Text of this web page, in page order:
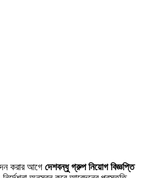
করার আগে দেশবন্ধু গ্রুপ নিয়োগ বিজ্ঞপ্তি